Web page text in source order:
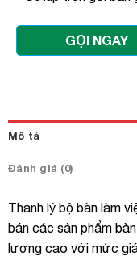
GỌI NGAY
Mô tả
Đánh giá (0)
Thanh lý bộ bàn làm
bán các sản phẩm
lượng cao với mức